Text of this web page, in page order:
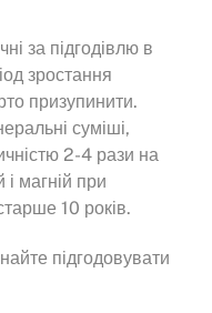
за підгодівлю в
зростання
призупинити.
суміші,
2-4 рази на
магній при
10 років.
підгодовувати